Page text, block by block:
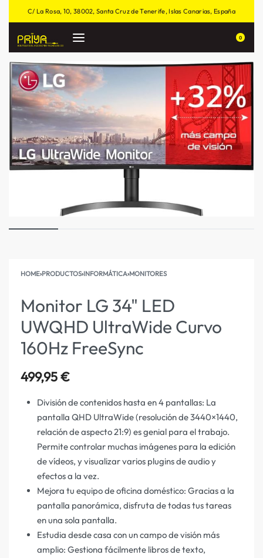
C/ La Rosa, 10, 38002, Santa Cruz de Tenerife, Islas Canarias, España
0
HOME›PRODUCTOS›INFORMÁTICA›MONITORES
Monitor LG 34" LED
UWQHD UltraWide Curvo
160Hz FreeSync
499,95€
División de contenidos hasta en 4 pantallas: La
pantalla QHD UltraWide (resolución de 3440×1440,
relación de aspecto 21:9) es genial para el trabajo.
Permite controlar muchas imágenes para la edición
de vídeos, y visualizar varios plugins de audio y
efectos a la vez.
Mejora tu equipo de oficina doméstico: Gracias a la
pantalla panorámica, disfruta de todas tus tareas
en una sola pantalla.
Estudia desde casa con un campo de visión más
amplio: Gestiona fácilmente libros de texto,